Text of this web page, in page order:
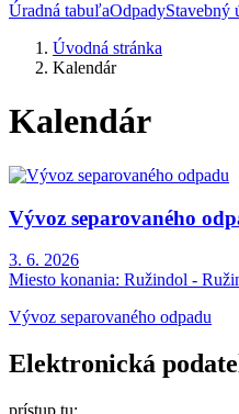
Úradná tabuľaOdpadyStavebný
Úvodná stránka
Kalendár
Kalendár
Vývoz separovaného
3. 6. 2026
Miesto konania: Ružindol -
Vývoz separovaného odpadu
Elektronická